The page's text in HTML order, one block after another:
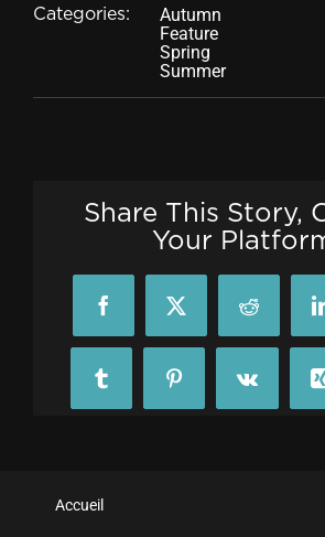
Categories:
Autumn
Feature
Spring
Summer
Share This Story,
Your
FacebookX Reddit
Tumblr PinterestVk
Accueil